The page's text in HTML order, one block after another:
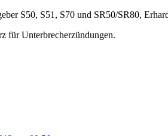
S50, S51, S70 und SR50/SR80,
für Unterbrecherzündungen.